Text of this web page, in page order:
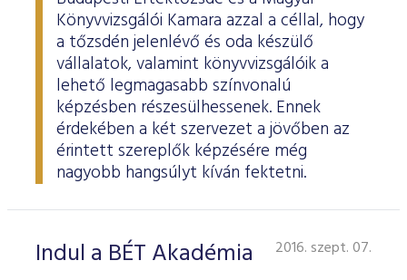
Könyvvizsgálói Kamara azzal a céllal, hogy
a tőzsdén jelenlévő és oda készülő
vállalatok, valamint könyvvizsgálóik a
lehető legmagasabb színvonalú
képzésben részesülhessenek. Ennek
érdekében a két szervezet a jövőben az
érintett szereplők képzésére még
nagyobb hangsúlyt kíván fektetni.
Indul a BÉT Akadémia 2016. szept. 07.